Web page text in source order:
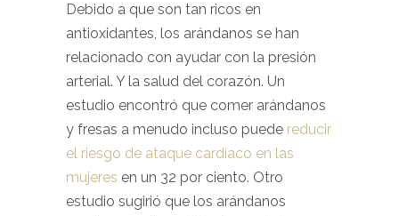
Debido a que son tan ricos en
antioxidantes, los arándanos se han
relacionado con ayudar con la presión
arterial. Y la salud del corazón. Un
estudio encontró que comer arándanos
y fresas a menudo incluso puede reducir
el riesgo de ataque cardíaco en las
mujeres en un 32 por ciento. Otro
estudio sugirió que los arándanos